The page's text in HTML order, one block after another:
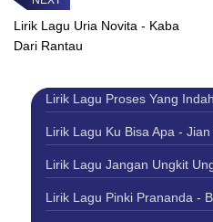
Lirik Lagu Uria Novita - Kaba
Dari Rantau
Lirik Lagu Proses Yang
Lirik Lagu Ku Bisa Apa - Jian
Lirik Lagu Jangan Ungkit
Lirik Lagu Pinki Prananda -